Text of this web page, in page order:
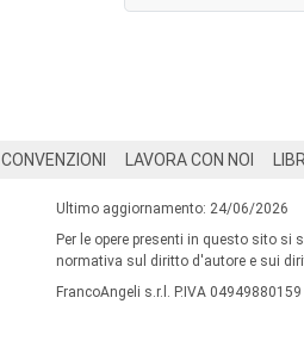
CONVENZIONI LAVORA CON NOI
Ultimo aggiornamento: 24/06/2026
Per le opere presenti in questo sito
normativa sul diritto d'autore e sui
FrancoAngeli s.r.l. P.IVA 04949880159